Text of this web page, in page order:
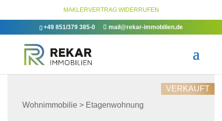
MAKLERVERTRAG WIDERRUFEN
+49 851/379 385-0 mail@rekar-immobilien.de
Wohnimmobilie > Etagenwohnung
VERKAUFT